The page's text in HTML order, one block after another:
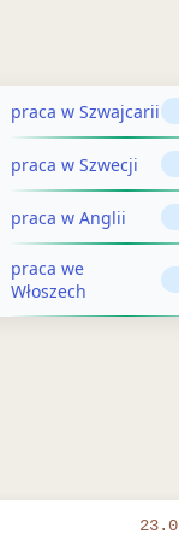
g
ł
o
s
e
g
ł
o
s
z
e
n
praca w Szwajcarii
praca w Szwecji
praca w Anglii
praca we
Włoszech